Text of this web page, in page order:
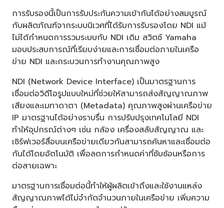
การรับรองนี้เป็นการรับประกันความเข้ากันได้อย่างสมบูรณ์
กับผลิตภัณฑ์จากระบบนิเวศที่ได้รับการรับรองโดย NDI แม้
ไม่ได้กำหนดการรวมระบบกับ NDI เดิม สวิตช์ Yamaha
มอบประสบการณ์ที่เรียบง่ายและการเชื่อมต่อภายในเครือ
ข่าย NDI และกระบวนการทำงานคุณภาพสูง
NDI (Network Device Interface) เป็นมาตรฐานการ
เชื่อมต่อวิดีโอรูปแบบใหม่ที่ช่วยให้สามารถส่งสัญญาณภาพ
เสียงและเมทาดาตา (Metadata) คุณภาพสูงผ่านเครือข่าย
IP มาตรฐานได้อย่างราบรื่น การปรับปรุงเทคโนโลยี NDI
ทำให้อุปกรณ์ต่างๆ เช่น กล้อง เครื่องสลับสัญญาณ และ
เซิร์ฟเวอร์สื่อบนเครือข่ายเดียวกันสามารถค้นหาและเชื่อมต่อ
กันได้โดยอัตโนมัติ เพื่อลดการกำหนดค่าที่ซับซ้อนหรือการ
ต่อสายเฉพาะ
มาตรฐานการเชื่อมต่อนี้ทำให้ผู้ผลิตเข้าถึงและใช้งานแหล่ง
สัญญาณภาพได้ไม่จำกัดจำนวนภายในเครือข่าย เพิ่มความ